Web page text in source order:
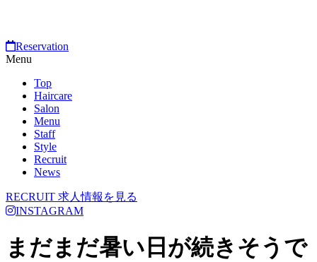
Reservation
Menu
Top
Haircare
Salon
Menu
Staff
Style
Recruit
News
RECRUIT 求人情報を見る
INSTAGRAM
まだまだ暑い日が続きそうで